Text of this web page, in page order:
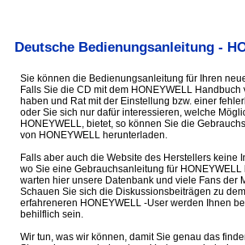
Deutsche Bedienungsanleitung -
Sie können die Bedienungsanleitung für Ihren
Falls Sie die CD mit dem HONEYWELL
haben und Rat mit der Einstellung bzw. einer
oder Sie sich nur dafür interessieren, welche
HONEYWELL, bietet, so können Sie die
von HONEYWELL herunterladen.
Falls aber auch die Website des Herstellers keine
wo Sie eine Gebrauchsanleitung für
warten hier unsere Datenbank und viele Fans der
Schauen Sie sich die Diskussionsbeiträgen zu
erfahreneren HONEYWELL -User werden Ihnen
behilflich sein.
Wir tun, was wir können, damit Sie genau das